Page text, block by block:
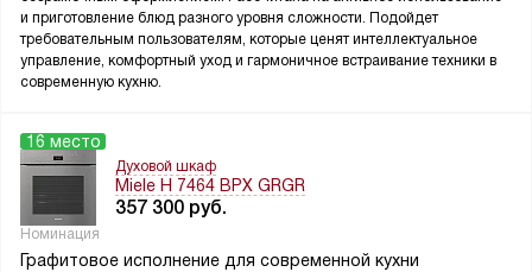
и приготовление блюд разного уровня сложности. Подойдет
требовательным пользователям, которые ценят интеллектуальное
управление, комфортный уход и гармоничное встраивание техники в
современную кухню.
16 место
Духовой шкаф
Miele H 7464 BPX GRGR
357 300 руб.
Номинация
Графитовое исполнение для современной кухни